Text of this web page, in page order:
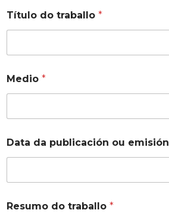
Título do traballo *
Medio *
Data da publicación ou emisión
Resumo do traballo *